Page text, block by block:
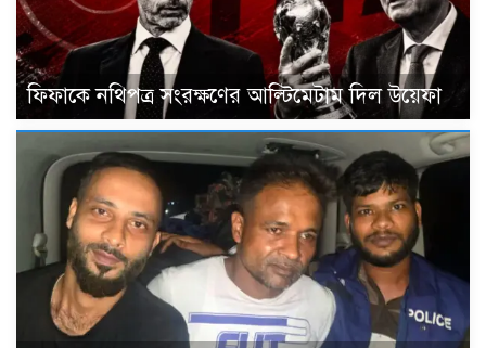
ফিফাকে নথিপত্র সংরক্ষণের আল্টিমেটাম দিল উয়েফা